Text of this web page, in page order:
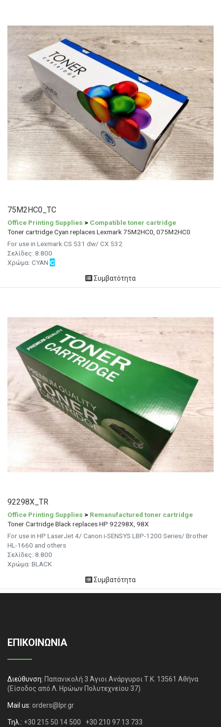
75M2HC0_TC
Office Printing Supplies > Compatible toner cartridge
Toner cartridge Cyan replaces Lexmark 75M2HC0, 075M2HC0
For use in Lexmark CS 531 dw/ CX 532
Σελίδες: 8.800
Χρώμα: CYAN C
Συμβατότητα
92298X_TR
Office Printing Supplies > Remanufactured toner cartridge
Toner Cartridge Black replaces HP 92298X, 98X
For use in HP LaserJet 4/ Canon i-SENSYS LBP-1200 Series/ Brother
HL-1660 and others
Σελίδες: 8.800
Χρώμα: BLACK
Συμβατότητα
ΕΠΙΚΟΙΝΩΝΙΑ
Διεύθυνση: Παπανικολή 3 Άγιοι Ανάργυροι Τ.Κ. 13561 Αθήνα
(Είσοδος από Λ. Ηρώων Πολυτεχνείου 37)
Mail us: orders@lpr.gr
Τηλ.: +30 215 50 14 500 +30 210 97 13 733